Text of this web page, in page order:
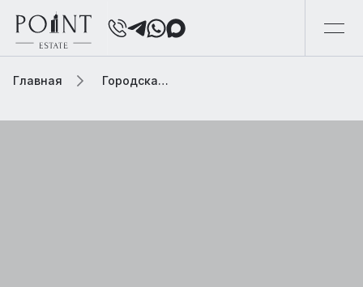
Главная Городская элитная недвижимость